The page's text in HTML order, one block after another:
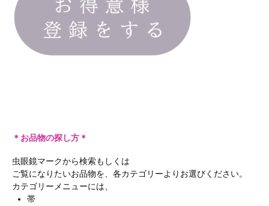
＊お品物の探し方＊
虫眼鏡マークから検索もしくは
ご覧になりたいお品物を、各カテゴリーよりお選びください。
カテゴリーメニューには、
帯